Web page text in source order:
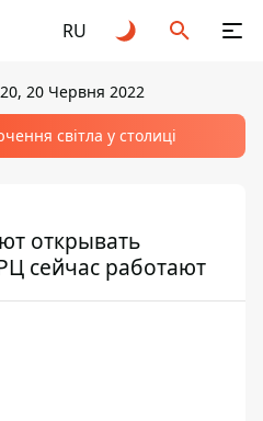
RU
20 Червня 2022
світла у столиці
открывать
сейчас работают